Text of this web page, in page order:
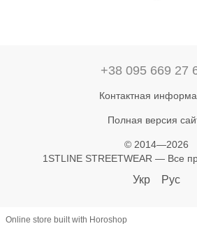
+38 095 669 27
Контактная
Полная версия
© 2014—2026
1STLINE STREETWEAR — Все
Укр Рус
Online store built with Horoshop